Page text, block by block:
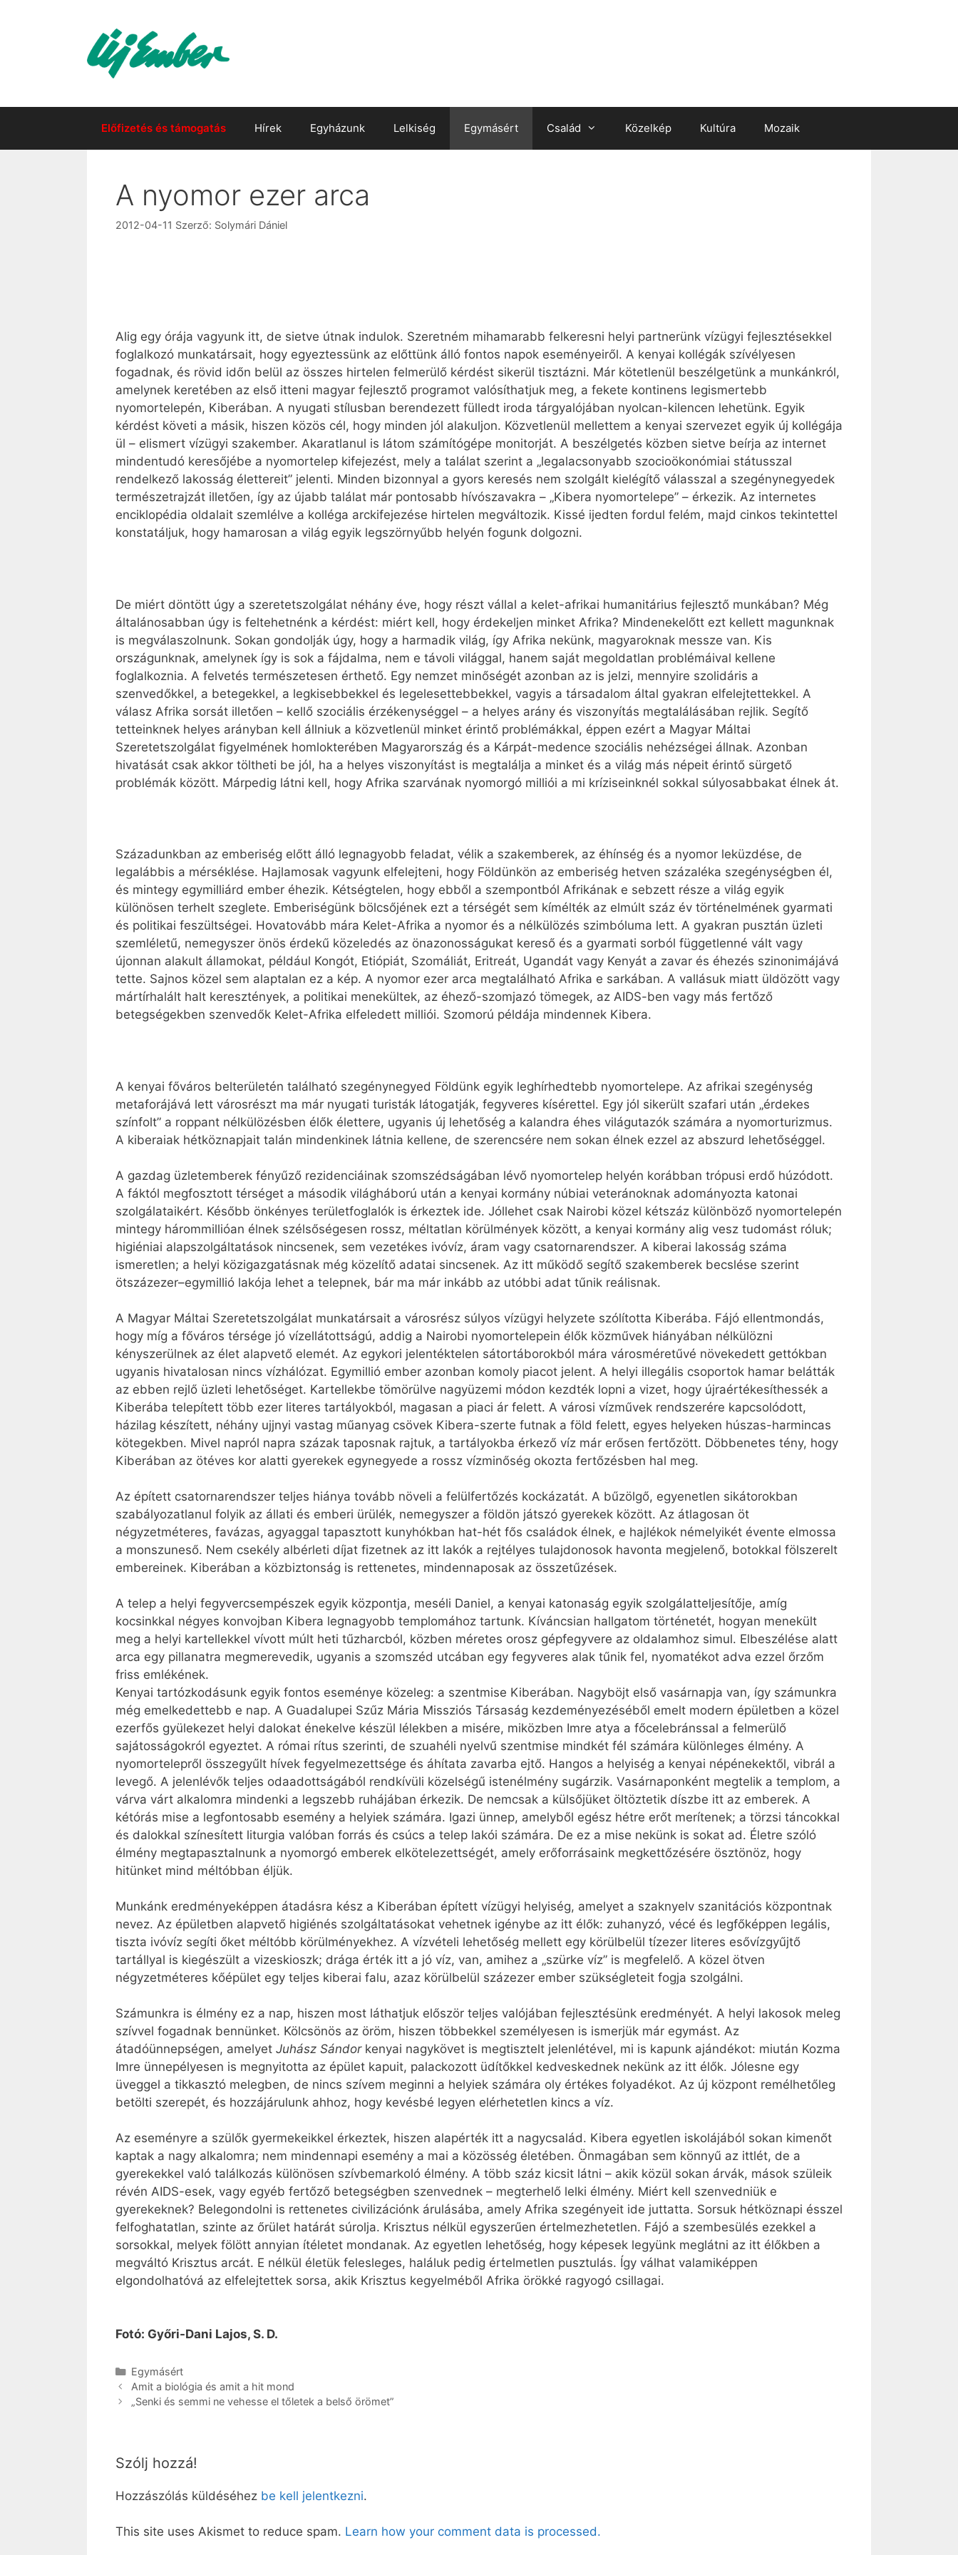
Előfizetés és támogatás Hírek Egyházunk Lelkiség Egymásért Család Közelkép Kultúra Mozaik
A nyomor ezer arca
2012-04-11 Szerző: Solymári Dániel
Alig egy órája vagyunk itt, de sietve útnak indulok. Szeretném mihamarabb felkeresni helyi partnerünk vízügyi fejlesztésekkel
foglalkozó munkatársait, hogy egyeztessünk az előttünk álló fontos napok eseményeiről. A kenyai kollégák szívélyesen
fogadnak, és rövid időn belül az összes hirtelen felmerülő kérdést sikerül tisztázni. Már kötetlenül beszélgetünk a munkánkról,
amelynek keretében az első itteni magyar fejlesztő programot valósíthatjuk meg, a fekete kontinens legismertebb
nyomortelepén, Kiberában. A nyugati stílusban berendezett fülledt iroda tárgyalójában nyolcan-kilencen lehetünk. Egyik
kérdést követi a másik, hiszen közös cél, hogy minden jól alakuljon. Közvetlenül mellettem a kenyai szervezet egyik új kollégája
ül – elismert vízügyi szakember. Akaratlanul is látom számítógépe monitorját. A beszélgetés közben sietve beírja az internet
mindentudó keresőjébe a nyomortelep kifejezést, mely a találat szerint a „legalacsonyabb szocioökonómiai státusszal
rendelkező lakosság élettereit” jelenti. Minden bizonnyal a gyors keresés nem szolgált kielégítő válasszal a szegénynegyedek
természetrajzát illetően, így az újabb találat már pontosabb hívószavakra – „Kibera nyomortelepe” – érkezik. Az internetes
enciklopédia oldalait szemlélve a kolléga arckifejezése hirtelen megváltozik. Kissé ijedten fordul felém, majd cinkos tekintettel
konstatáljuk, hogy hamarosan a világ egyik legszörnyűbb helyén fogunk dolgozni.
De miért döntött úgy a szeretetszolgálat néhány éve, hogy részt vállal a kelet-afrikai humanitárius fejlesztő munkában? Még
általánosabban úgy is feltehetnénk a kérdést: miért kell, hogy érdekeljen minket Afrika? Mindenekelőtt ezt kellett magunknak
is megválaszolnunk. Sokan gondolják úgy, hogy a harmadik világ, így Afrika nekünk, magyaroknak messze van. Kis
országunknak, amelynek így is sok a fájdalma, nem e távoli világgal, hanem saját megoldatlan problémáival kellene
foglalkoznia. A felvetés természetesen érthető. Egy nemzet minőségét azonban az is jelzi, mennyire szolidáris a
szenvedőkkel, a betegekkel, a legkisebbekkel és legelesettebbekkel, vagyis a társadalom által gyakran elfelejtettekkel. A
válasz Afrika sorsát illetően – kellő szociális érzékenységgel – a helyes arány és viszonyítás megtalálásában rejlik. Segítő
tetteinknek helyes arányban kell állniuk a közvetlenül minket érintő problémákkal, éppen ezért a Magyar Máltai
Szeretetszolgálat figyelmének homlokterében Magyarország és a Kárpát-medence szociális nehézségei állnak. Azonban
hivatását csak akkor töltheti be jól, ha a helyes viszonyítást is megtalálja a minket és a világ más népeit érintő sürgető
problémák között. Márpedig látni kell, hogy Afrika szarvának nyomorgó milliói a mi kríziseinknél sokkal súlyosabbakat élnek át.
Századunkban az emberiség előtt álló legnagyobb feladat, vélik a szakemberek, az éhínség és a nyomor leküzdése, de
legalábbis a mérséklése. Hajlamosak vagyunk elfelejteni, hogy Földünkön az emberiség hetven százaléka szegénységben él,
és mintegy egymilliárd ember éhezik. Kétségtelen, hogy ebből a szempontból Afrikának e sebzett része a világ egyik
különösen terhelt szeglete. Emberiségünk bölcsőjének ezt a térségét sem kímélték az elmúlt száz év történelmének gyarmati
és politikai feszültségei. Hovatovább mára Kelet-Afrika a nyomor és a nélkülözés szimbóluma lett. A gyakran pusztán üzleti
szemléletű, nemegyszer önös érdekű közeledés az önazonosságukat kereső és a gyarmati sorból függetlenné vált vagy
újonnan alakult államokat, például Kongót, Etiópiát, Szomáliát, Eritreát, Ugandát vagy Kenyát a zavar és éhezés szinonimájává
tette. Sajnos közel sem alaptalan ez a kép. A nyomor ezer arca megtalálható Afrika e sarkában. A vallásuk miatt üldözött vagy
mártírhalált halt keresztények, a politikai menekültek, az éhező-szomjazó tömegek, az AIDS-ben vagy más fertőző
betegségekben szenvedők Kelet-Afrika elfeledett milliói. Szomorú példája mindennek Kibera.
A kenyai főváros belterületén található szegénynegyed Földünk egyik leghírhedtebb nyomortelepe. Az afrikai szegénység
metaforájává lett városrészt ma már nyugati turisták látogatják, fegyveres kísérettel. Egy jól sikerült szafari után „érdekes
színfolt” a roppant nélkülözésben élők élettere, ugyanis új lehetőség a kalandra éhes világutazók számára a nyomorturizmus.
A kiberaiak hétköznapjait talán mindenkinek látnia kellene, de szerencsére nem sokan élnek ezzel az abszurd lehetőséggel.
A gazdag üzletemberek fényűző rezidenciáinak szomszédságában lévő nyomortelep helyén korábban trópusi erdő húzódott.
A fáktól megfosztott térséget a második világháború után a kenyai kormány núbiai veteránoknak adományozta katonai
szolgálataikért. Később önkényes területfoglalók is érkeztek ide. Jóllehet csak Nairobi közel kétszáz különböző nyomortelepén
mintegy hárommillióan élnek szélsőségesen rossz, méltatlan körülmények között, a kenyai kormány alig vesz tudomást róluk;
higiéniai alapszolgáltatások nincsenek, sem vezetékes ivóvíz, áram vagy csatornarendszer. A kiberai lakosság száma
ismeretlen; a helyi közigazgatásnak még közelítő adatai sincsenek. Az itt működő segítő szakemberek becslése szerint
ötszázezer–egymillió lakója lehet a telepnek, bár ma már inkább az utóbbi adat tűnik reálisnak.
A Magyar Máltai Szeretetszolgálat munkatársait a városrész súlyos vízügyi helyzete szólította Kiberába. Fájó ellentmondás,
hogy míg a főváros térsége jó vízellátottságú, addig a Nairobi nyomortelepein élők közművek hiányában nélkülözni
kényszerülnek az élet alapvető elemét. Az egykori jelentéktelen sátortáborokból mára városméretűvé növekedett gettókban
ugyanis hivatalosan nincs vízhálózat. Egymillió ember azonban komoly piacot jelent. A helyi illegális csoportok hamar belátták
az ebben rejlő üzleti lehetőséget. Kartellekbe tömörülve nagyüzemi módon kezdték lopni a vizet, hogy újraértékesíthessék a
Kiberába telepített több ezer literes tartályokból, magasan a piaci ár felett. A városi vízművek rendszerére kapcsolódott,
házilag készített, néhány ujjnyi vastag műanyag csövek Kibera-szerte futnak a föld felett, egyes helyeken húszas-harmincas
kötegekben. Mivel napról napra százak taposnak rajtuk, a tartályokba érkező víz már erősen fertőzött. Döbbenetes tény, hogy
Kiberában az ötéves kor alatti gyerekek egynegyede a rossz vízminőség okozta fertőzésben hal meg.
Az épített csatornarendszer teljes hiánya tovább növeli a felülfertőzés kockázatát. A bűzölgő, egyenetlen sikátorokban
szabályozatlanul folyik az állati és emberi ürülék, nemegyszer a földön játszó gyerekek között. Az átlagosan öt
négyzetméteres, favázas, agyaggal tapasztott kunyhókban hat-hét fős családok élnek, e hajlékok némelyikét évente elmossa
a monszuneső. Nem csekély albérleti díjat fizetnek az itt lakók a rejtélyes tulajdonosok havonta megjelenő, botokkal fölszerelt
embereinek. Kiberában a közbiztonság is rettenetes, mindennaposak az összetűzések.
A telep a helyi fegyvercsempészek egyik központja, meséli Daniel, a kenyai katonaság egyik szolgálatteljesítője, amíg
kocsinkkal négyes konvojban Kibera legnagyobb templomához tartunk. Kíváncsian hallgatom történetét, hogyan menekült
meg a helyi kartellekkel vívott múlt heti tűzharcból, közben méretes orosz gépfegyvere az oldalamhoz simul. Elbeszélése alatt
arca egy pillanatra megmerevedik, ugyanis a szomszéd utcában egy fegyveres alak tűnik fel, nyomatékot adva ezzel őrzőm
friss emlékének.
Kenyai tartózkodásunk egyik fontos eseménye közeleg: a szentmise Kiberában. Nagyböjt első vasárnapja van, így számunkra
még emelkedettebb e nap. A Guadalupei Szűz Mária Missziós Társaság kezdeményezéséből emelt modern épületben a közel
ezerfős gyülekezet helyi dalokat énekelve készül lélekben a misére, miközben Imre atya a főcelebránssal a felmerülő
sajátosságokról egyeztet. A római rítus szerinti, de szuahéli nyelvű szentmise mindkét fél számára különleges élmény. A
nyomortelepről összegyűlt hívek fegyelmezettsége és áhítata zavarba ejtő. Hangos a helyiség a kenyai népénekektől, vibrál a
levegő. A jelenlévők teljes odaadottságából rendkívüli közelségű istenélmény sugárzik. Vasárnaponként megtelik a templom, a
várva várt alkalomra mindenki a legszebb ruhájában érkezik. De nemcsak a külsőjüket öltöztetik díszbe itt az emberek. A
kétórás mise a legfontosabb esemény a helyiek számára. Igazi ünnep, amelyből egész hétre erőt merítenek; a törzsi táncokkal
és dalokkal színesített liturgia valóban forrás és csúcs a telep lakói számára. De ez a mise nekünk is sokat ad. Életre szóló
élmény megtapasztalnunk a nyomorgó emberek elkötelezettségét, amely erőforrásaink megkettőzésére ösztönöz, hogy
hitünket mind méltóbban éljük.
Munkánk eredményeképpen átadásra kész a Kiberában épített vízügyi helyiség, amelyet a szaknyelv szanitációs központnak
nevez. Az épületben alapvető higiénés szolgáltatásokat vehetnek igénybe az itt élők: zuhanyzó, vécé és legfőképpen legális,
tiszta ivóvíz segíti őket méltóbb körülményekhez. A vízvételi lehetőség mellett egy körülbelül tízezer literes esővízgyűjtő
tartállyal is kiegészült a vizeskioszk; drága érték itt a jó víz, van, amihez a „szürke víz” is megfelelő. A közel ötven
négyzetméteres kőépület egy teljes kiberai falu, azaz körülbelül százezer ember szükségleteit fogja szolgálni.
Számunkra is élmény ez a nap, hiszen most láthatjuk először teljes valójában fejlesztésünk eredményét. A helyi lakosok meleg
szívvel fogadnak bennünket. Kölcsönös az öröm, hiszen többekkel személyesen is ismerjük már egymást. Az
átadóünnepségen, amelyet Juhász Sándor kenyai nagykövet is megtisztelt jelenlétével, mi is kapunk ajándékot: miután Kozma
Imre ünnepélyesen is megnyitotta az épület kapuit, palackozott üdítőkkel kedveskednek nekünk az itt élők. Jólesne egy
üveggel a tikkasztó melegben, de nincs szívem meginni a helyiek számára oly értékes folyadékot. Az új központ remélhetőleg
betölti szerepét, és hozzájárulunk ahhoz, hogy kevésbé legyen elérhetetlen kincs a víz.
Az eseményre a szülők gyermekeikkel érkeztek, hiszen alapérték itt a nagycsalád. Kibera egyetlen iskolájából sokan kimenőt
kaptak a nagy alkalomra; nem mindennapi esemény a mai a közösség életében. Önmagában sem könnyű az ittlét, de a
gyerekekkel való találkozás különösen szívbemarkoló élmény. A több száz kicsit látni – akik közül sokan árvák, mások szüleik
révén AIDS-esek, vagy egyéb fertőző betegségben szenvednek – megterhelő lelki élmény. Miért kell szenvedniük e
gyerekeknek? Belegondolni is rettenetes civilizációnk árulásába, amely Afrika szegényeit ide juttatta. Sorsuk hétköznapi ésszel
felfoghatatlan, szinte az őrület határát súrolja. Krisztus nélkül egyszerűen értelmezhetetlen. Fájó a szembesülés ezekkel a
sorsokkal, melyek fölött annyian ítéletet mondanak. Az egyetlen lehetőség, hogy képesek legyünk meglátni az itt élőkben a
megváltó Krisztus arcát. E nélkül életük felesleges, haláluk pedig értelmetlen pusztulás. Így válhat valamiképpen
elgondolhatóvá az elfelejtettek sorsa, akik Krisztus kegyelméből Afrika örökké ragyogó csillagai.
Fotó: Győri-Dani Lajos, S. D.
Kategória
Egymásért
Amit a biológia és amit a hit mond
„Senki és semmi ne vehesse el tőletek a belső örömet”
Szólj hozzá!
Hozzászólás küldéséhez be kell jelentkezni.
This site uses Akismet to reduce spam. Learn how your comment data is processed.